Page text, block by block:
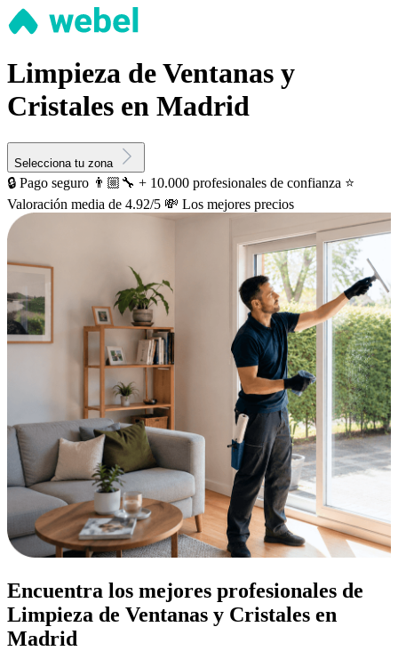
Limpieza de Ventanas y
Cristales en Madrid
Selecciona tu zona
🔒 Pago seguro 👨🏼‍🔧 + 10.000 profesionales de confianza ⭐️
Valoración media de 4.92/5 💸 Los mejores precios
Encuentra los mejores profesionales de
Limpieza de Ventanas y Cristales en
Madrid